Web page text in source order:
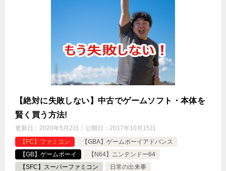
【絶対に失敗しない】中古でゲームソフト・本体を
賢く買う方法!
更新日： 2020年5月2日 公開日： 2017年10月15日
【FC】ファミコン
【GBA】ゲームボーイアドバンス
【GB】ゲームボーイ
【N64】ニンテンドー64
【SFC】スーパーファミコン
日常の出来事